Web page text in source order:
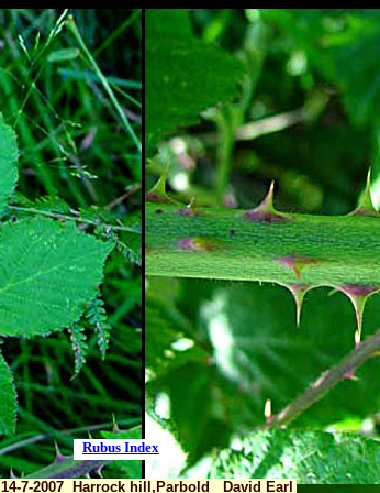
14-7-2007 Harrock hill,Parbold David Earl
Rubus Index